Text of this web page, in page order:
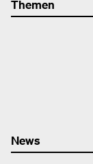
Themen
News